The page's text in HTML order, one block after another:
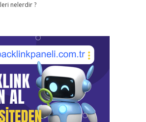
nelerdir ?